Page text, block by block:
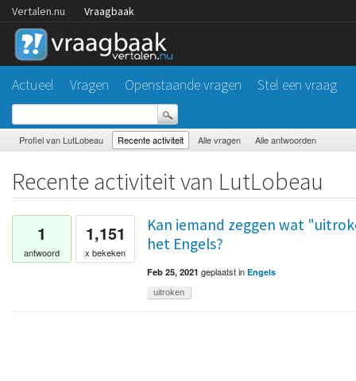
Vertalen.nu Vraagbaak
Actueel Vragen Openstaande vragen Stel een vraag
Profiel van LutLobeau Recente activiteit Alle vragen Alle antwoorden
Recente activiteit van LutLobeau
1
antwoord
1,151
x bekeken
Kan iemand zeggen wat
het Engels?
Feb 25, 2021 geplaatstin Engels
uitroken